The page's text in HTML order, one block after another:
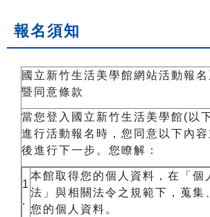
報名須知
國立新竹生活美學館網站活動報
暨同意條款
當您登入國立新竹生活美學館( 以
進行活動報名時，您同意以下內
後進行下一步。您瞭解：
1
.
本館取得您的個人資料，在「個
法」與相關法令之規範下，蒐集
您的個人資料。